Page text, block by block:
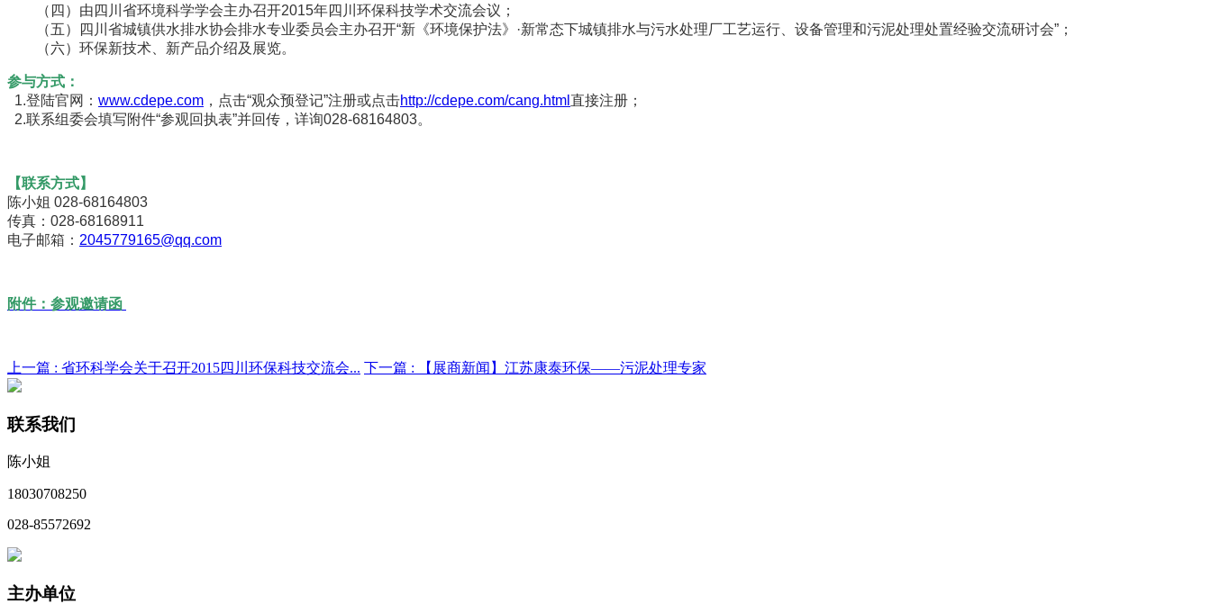
（四）由四川省环境科学学会主办召开2015年四川环保科技学术交流会议；
（五）四川省城镇供水排水协会排水专业委员会主办召开“新《环境保护法》·新常态下城镇排水与污水处理厂工艺运行、设备管理和污泥处理处置经验交流研讨会”；
（六）环保新技术、新产品介绍及展览。
参与方式：
1.登陆官网： www.cdepe.com ，点击“观众预登记”注册或点击http://cdepe.com/cang.html 直接注册；
2.联系组委会填写附件“参观回执表”并回传，详询028-68164803。
【联系方式】
陈小姐 028-68164803
传真：028-68168911
电子邮箱： 2045779165@qq.com
附件：参观邀请函
上一篇 : 省环科学会关于召开2015四川环保科技交流会... 下一篇 : 【展商新闻】江苏康泰环保——污泥处理专家
联系我们
陈小姐
18030708250
028-85572692
主办单位